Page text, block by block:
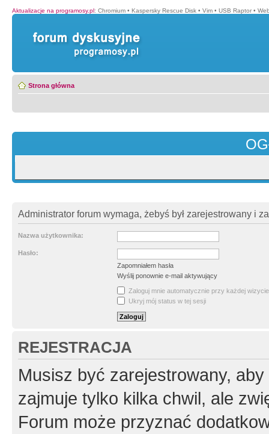
Aktualizacje na programosy.pl: Chromium • Kaspersky Rescue Disk • Vim • USB Raptor •
Strona główna
Administrator forum wymaga, żebyś był zarejestrowany i
Nazwa użytkownika:
Hasło:
Zapomniałem hasła
Wyślij ponownie e-mail aktywujący
Zaloguj mnie automatycznie przy każdej wizycie
Ukryj mój status w tej sesji
REJESTRACJA
Musisz być zarejestrowany,
zajmuje tylko kilka chwil, ale
Forum może przyznać